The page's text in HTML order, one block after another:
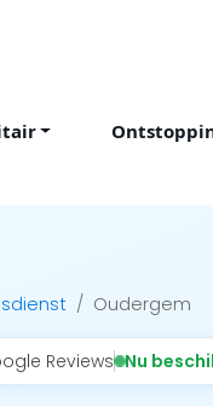
Oudergem
Reviews Nu